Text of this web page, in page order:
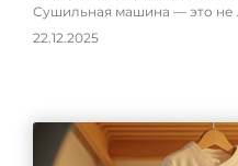
Сушильная машина — это не …
22.12.2025